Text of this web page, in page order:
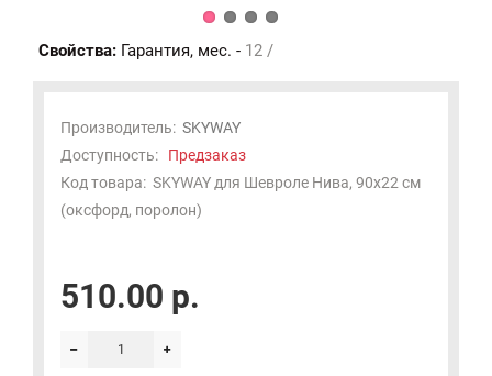
Свойства: Гарантия, мес. - 12 /
Производитель: SKYWAY
Доступность: Предзаказ
Код товара: SKYWAY для Шевроле Нива, 90х22 см
(оксфорд, поролон)
510.00 р.